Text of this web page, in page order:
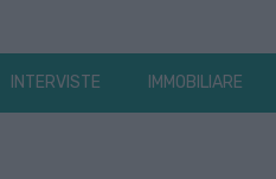
INTERVISTE IMMOBILIARE